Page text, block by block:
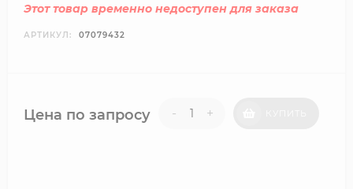
Этот товар временно недоступен для заказа
АРТИКУЛ: 07079432
Цена по запросу - +